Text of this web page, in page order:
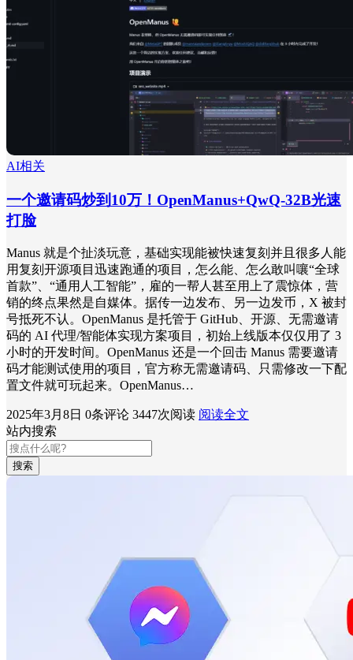
AI相关
一个邀请码炒到10万！OpenManus+QwQ-32B光速
打脸
Manus 就是个扯淡玩意，基础实现能被快速复刻并且很多人能
用复刻开源项目迅速跑通的项目，怎么能、怎么敢叫嚷“全球
首款”、“通用人工智能”，雇的一帮人甚至用上了震惊体，营
销的终点果然是自媒体。据传一边发布、另一边发币，X 被封
号抵死不认。OpenManus 是托管于 GitHub、开源、无需邀请
码的 AI 代理/智能体实现方案项目，初始上线版本仅仅用了 3
小时的开发时间。OpenManus 还是一个回击 Manus 需要邀请
码才能测试使用的项目，官方称无需邀请码、只需修改一下配
置文件就可玩起来。OpenManus…
2025年3月8日 0条评论 3447次阅读 阅读全文
站内搜索
搜索